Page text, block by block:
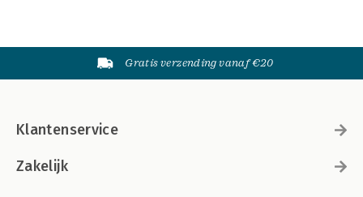
Gratis verzending vanaf €20
Klantenservice
Zakelijk